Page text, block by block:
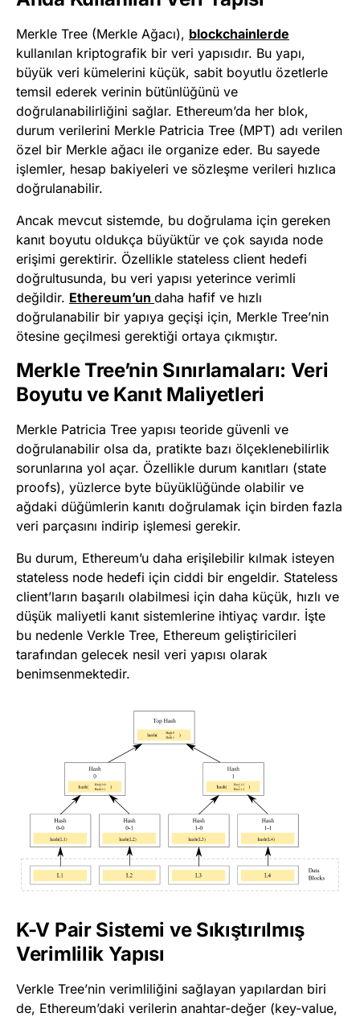
Merkle Tree (Merkle Ağacı), blockchainlerde
kullanılan kriptografik bir veri yapısıdır. Bu yapı,
büyük veri kümelerini küçük, sabit boyutlu özetlerle
temsil ederek verinin bütünlüğünü ve
doğrulanabilirliğini sağlar. Ethereum’da her blok,
durum verilerini Merkle Patricia Tree (MPT) adı verilen
özel bir Merkle ağacı ile organize eder. Bu sayede
işlemler, hesap bakiyeleri ve sözleşme verileri hızlıca
doğrulanabilir.
Ancak mevcut sistemde, bu doğrulama için gereken
kanıt boyutu oldukça büyüktür ve çok sayıda node
erişimi gerektirir. Özellikle stateless client hedefi
doğrultusunda, bu veri yapısı yeterince verimli
değildir. Ethereum’un daha hafif ve hızlı
doğrulanabilir bir yapıya geçişi için, Merkle Tree’nin
ötesine geçilmesi gerektiği ortaya çıkmıştır.
Merkle Tree’nin Sınırlamaları: Veri
Boyutu ve Kanıt Maliyetleri
Merkle Patricia Tree yapısı teoride güvenli ve
doğrulanabilir olsa da, pratikte bazı ölçeklenebilirlik
sorunlarına yol açar. Özellikle durum kanıtları (state
proofs), yüzlerce byte büyüklüğünde olabilir ve
ağdaki düğümlerin kanıtı doğrulamak için birden fazla
veri parçasını indirip işlemesi gerekir.
Bu durum, Ethereum’u daha erişilebilir kılmak isteyen
stateless node hedefi için ciddi bir engeldir. Stateless
client’ların başarılı olabilmesi için daha küçük, hızlı ve
düşük maliyetli kanıt sistemlerine ihtiyaç vardır. İşte
bu nedenle Verkle Tree, Ethereum geliştiricileri
tarafından gelecek nesil veri yapısı olarak
benimsenmektedir.
K-V Pair Sistemi ve Sıkıştırılmış
Verimlilik Yapısı
Verkle Tree’nin verimliliğini sağlayan yapılardan biri
de, Ethereum’daki verilerin anahtar-değer (key-value,